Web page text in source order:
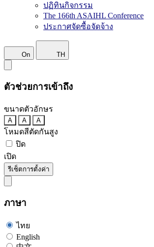
ปฏิทินกิจกรรม
The 166th ASAIHL Conference
ประกาศจัดซื้อจัดจ้าง
On TH
ตัวช่วยการเข้าถึง
ขนาดตัวอักษร
A A A
โหมดสีตัดกันสูง
ปิด
เปิด
รีเซ็ตการตั้งค่า
ภาษา
ไทย
English